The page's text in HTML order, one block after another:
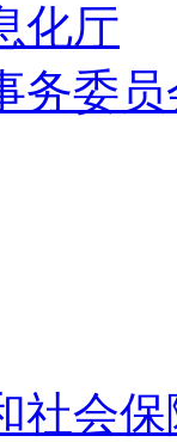
化厅
务委员
社会